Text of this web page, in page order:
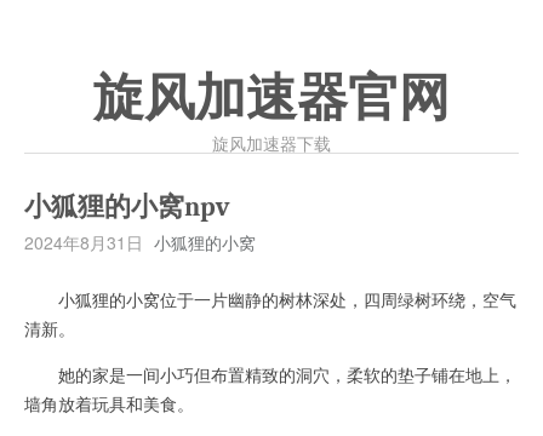
旋风加速器官网
旋风加速器下载
小狐狸的小窝npv
2024年8月31日 小狐狸的小窝
小狐狸的小窝位于一片幽静的树林深处，四周绿树环绕，空气
清新。
她的家是一间小巧但布置精致的洞穴，柔软的垫子铺在地上，
墙角放着玩具和美食。